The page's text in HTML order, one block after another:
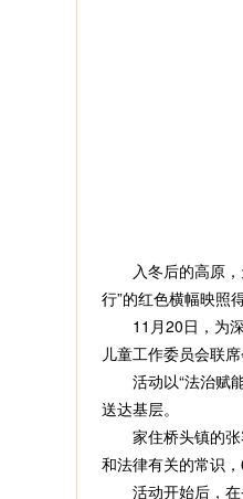
入冬后的高原，
行”的红色横幅映照
11月20日，为深
儿童工作委员会联
活动以“法治赋能
送达基层。
家住桥头镇的张
和法律有关的常识
活动开始后，在